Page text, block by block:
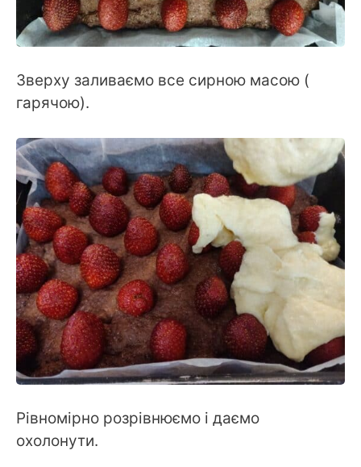
Зверху заливаємо все сирною масою (
гарячою).
Рівномірно розрівнюємо і даємо
охолонути.